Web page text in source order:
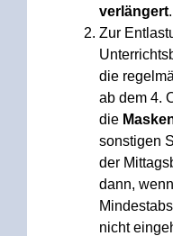
verlängert.
Zur
die
ab dem 4.
die
sonstigen
der
dann,
nicht